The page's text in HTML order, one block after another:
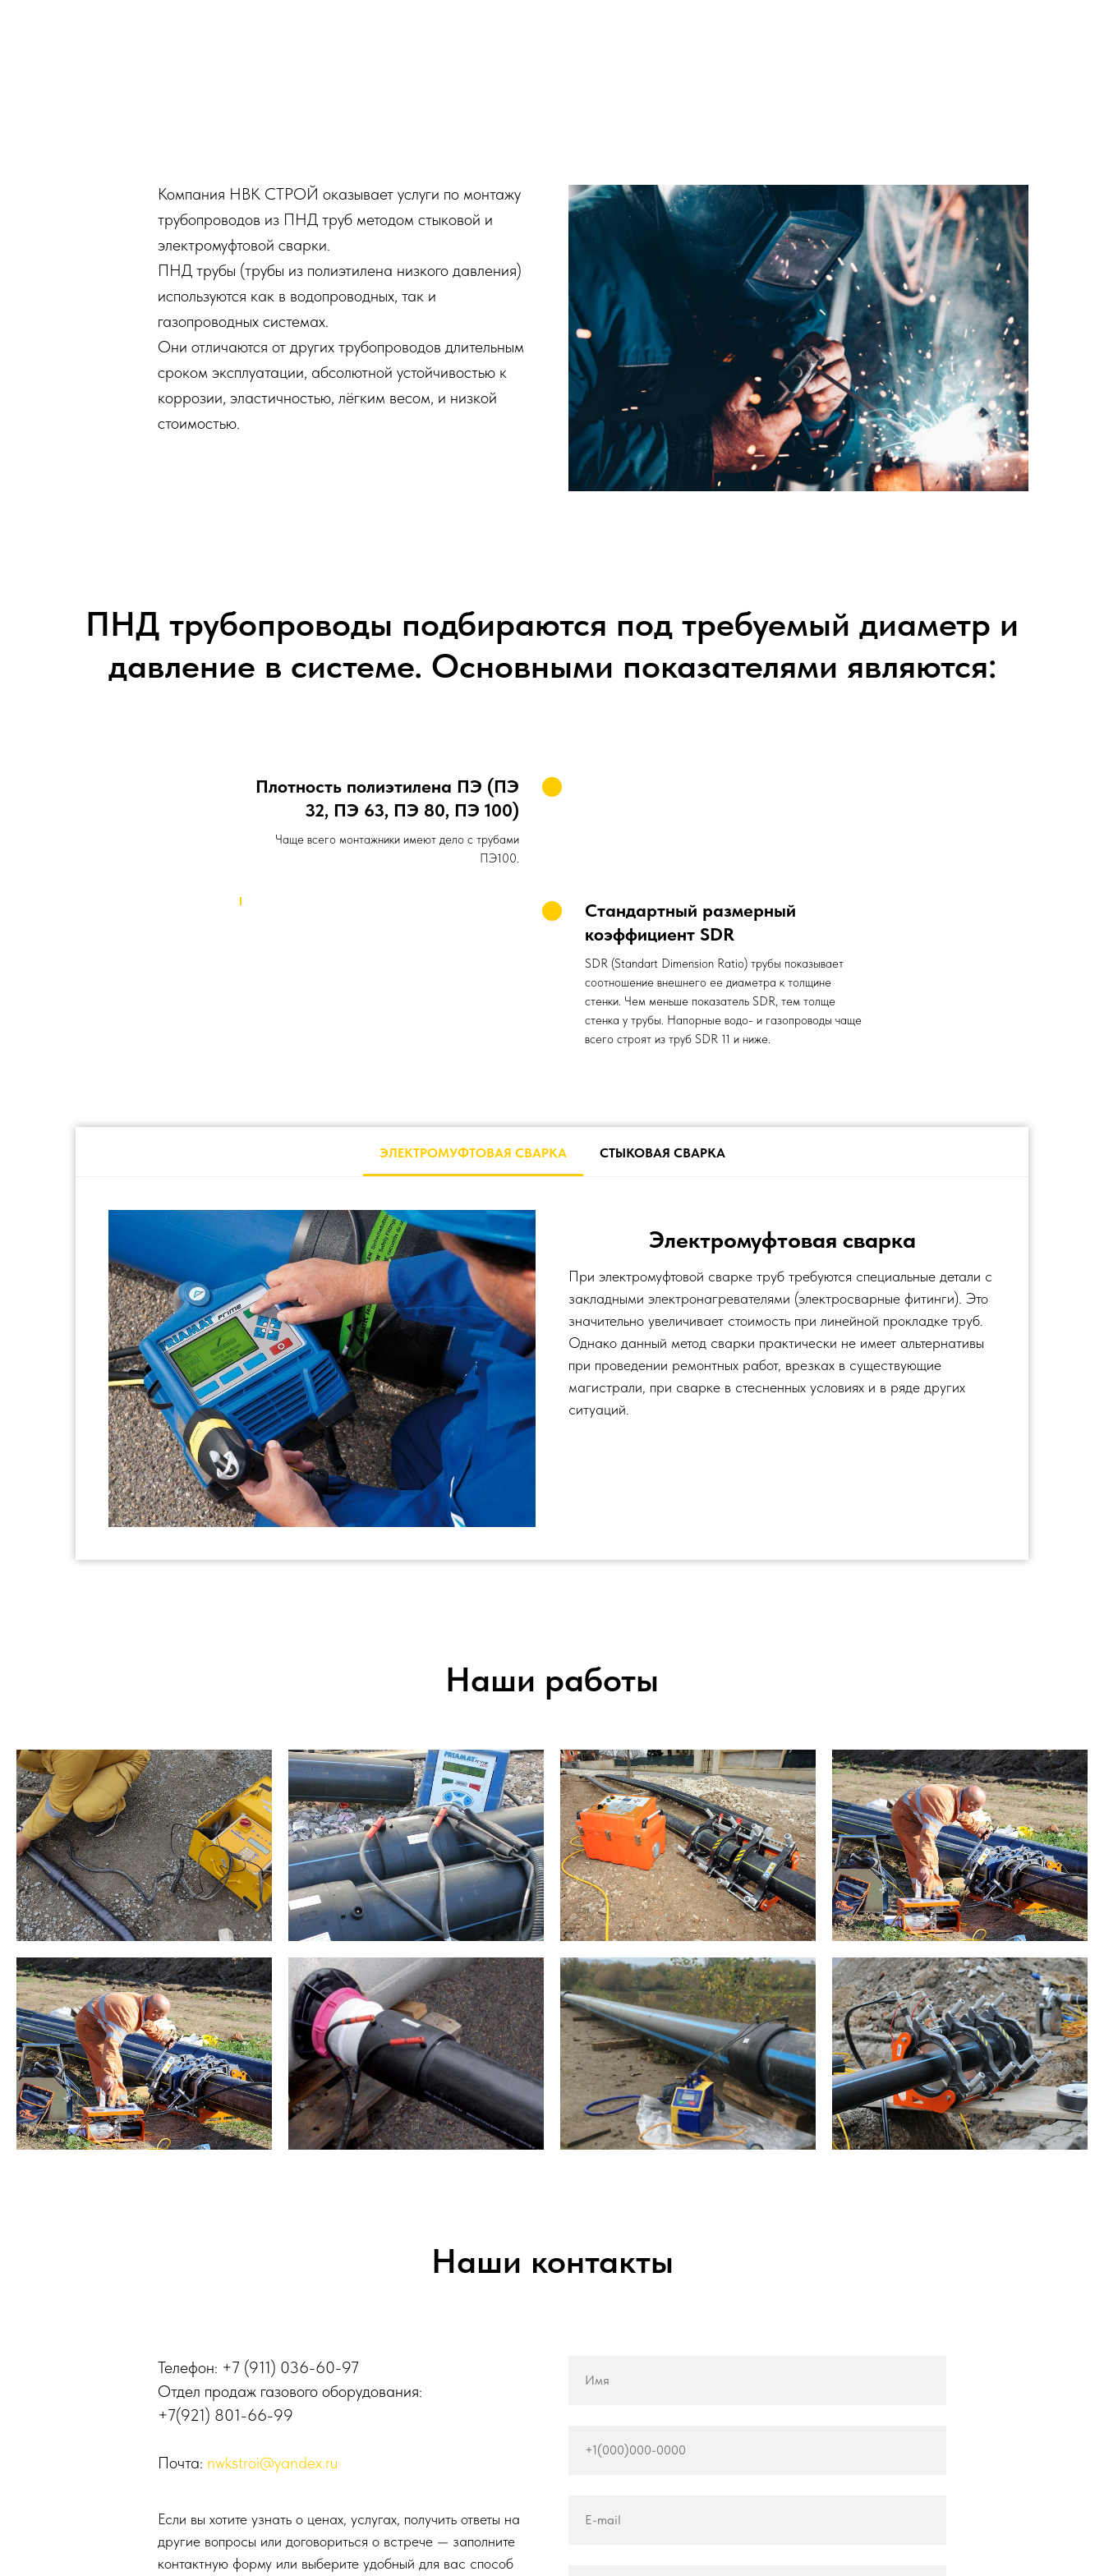
Компания НВК СТРОЙ оказывает услуги по монтажу
трубопроводов из ПНД труб методом стыковой и
электромуфтовой сварки.
ПНД трубы (трубы из полиэтилена низкого давления)
используются как в водопроводных, так и
газопроводных системах.
Они отличаются от других трубопроводов длительным
сроком эксплуатации, абсолютной устойчивостью к
коррозии, эластичностью, лёгким весом, и низкой
стоимостью.
ПНД трубопроводы подбираются под требуемый диаметр и
давление в системе. Основными показателями являются:
Плотность полиэтилена ПЭ (ПЭ
32, ПЭ 63, ПЭ 80, ПЭ 100)
Чаще всего монтажники имеют дело с трубами
ПЭ100.
Стандартный размерный
коэффициент SDR
SDR (Standart Dimension Ratio) трубы показывает
соотношение внешнего ее диаметра к толщине
стенки. Чем меньше показатель SDR, тем толще
стенка у трубы. Напорные водо- и газопроводы чаще
всего строят из труб SDR 11 и ниже.
ЭЛЕКТРОМУФТОВАЯ СВАРКА СТЫКОВАЯ СВАРКА
Электромуфтовая сварка
При электромуфтовой сварке труб требуются специальные детали с
закладными электронагревателями (электросварные фитинги). Это
значительно увеличивает стоимость при линейной прокладке труб.
Однако данный метод сварки практически не имеет альтернативы
при проведении ремонтных работ, врезках в существующие
магистрали, при сварке в стесненных условиях и в ряде других
ситуаций.
Наши работы
Наши контакты
Телефон: +7 (911) 036-60-97
Отдел продаж газового оборудования:
+7(921) 801-66-99
Почта: nwkstroi@yandex.ru
Если вы хотите узнать о ценах, услугах, получить ответы на
другие вопросы или договориться о встрече — заполните
контактную форму или выберите удобный для вас способ
Имя
+1(000)000-0000
E-mail